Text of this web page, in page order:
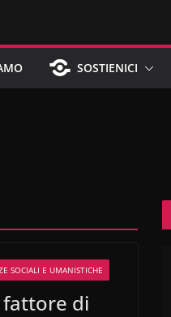
SOSTIENICI
SOCIALI E UMANISTICHE
fattore di